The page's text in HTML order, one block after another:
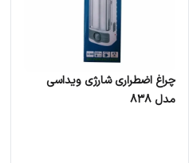
چراغ اضطراری شارژی ویداسی
مدل 838